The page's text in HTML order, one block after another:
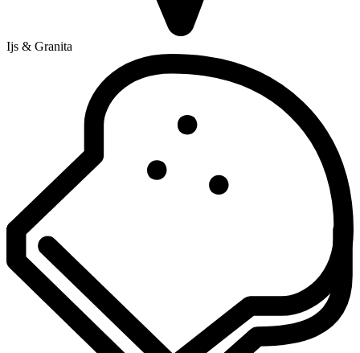
Ijs & Granita